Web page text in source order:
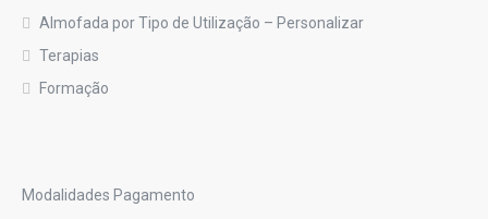
Almofada por Tipo de Utilização – Personalizar
Terapias
Formação
Modalidades Pagamento